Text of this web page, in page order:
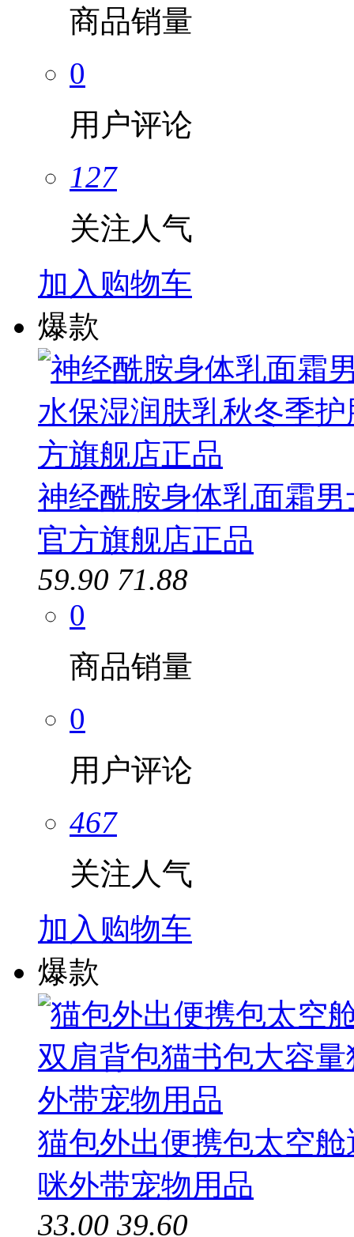
商品销量
0
用户评论
127
关注人气
加入购物车
爆款
神经酰胺身体乳面霜
官方旗舰店正品
59.90 71.88
0
商品销量
0
用户评论
467
关注人气
加入购物车
爆款
猫包外出便携包太空
咪外带宠物用品
33.00 39.60